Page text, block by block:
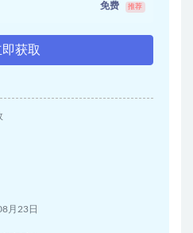
免费 推荐
即获取
月23日